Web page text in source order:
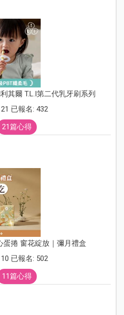
其爾 T.L.I第二代乳牙刷系列
已報名: 432
21篇心得
蛋捲 窗花綻放｜彌月禮盒
已報名: 502
11篇心得